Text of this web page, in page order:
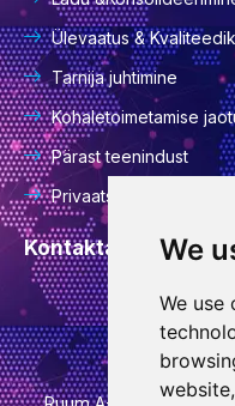
We
We use
Ülevaatus &
Tarnija juhtimine
Kohaletoimetamise
Pärast teenindust
Privaatsuspoliitika
Kontaktandmed